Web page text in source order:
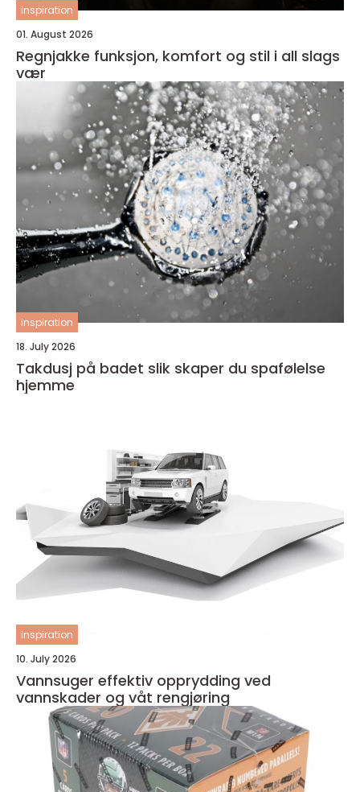
inspiration
01. August 2026
Regnjakke funksjon, komfort og stil i all slags
vær
inspiration
18. July 2026
Takdusj på badet slik skaper du spafølelse
hjemme
inspiration
10. July 2026
Vannsuger effektiv opprydding ved
vannskader og våt rengjøring